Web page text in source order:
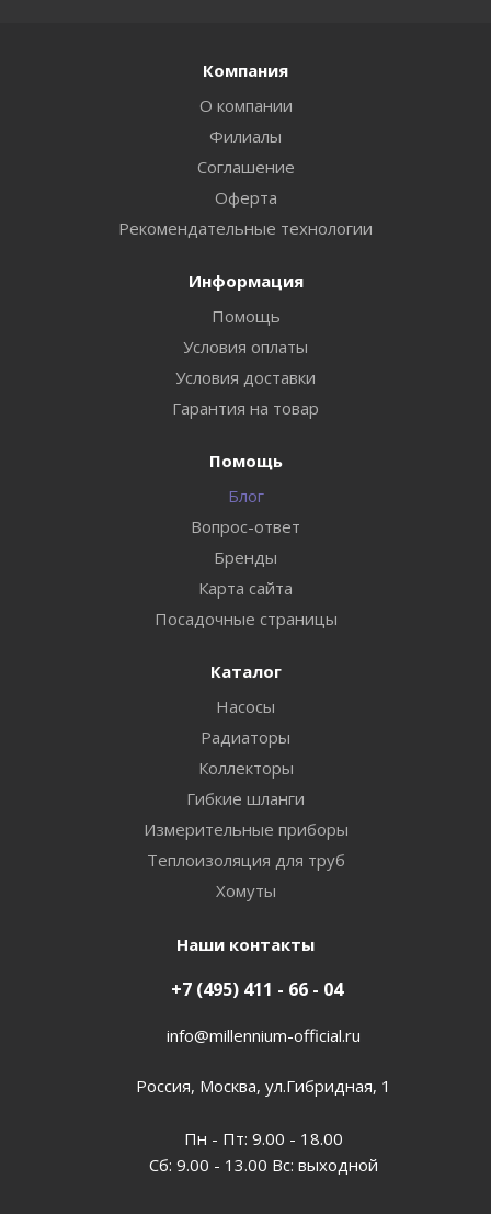
Компания
О компании
Филиалы
Соглашение
Оферта
Рекомендательные технологии
Информация
Помощь
Условия оплаты
Условия доставки
Гарантия на товар
Помощь
Блог
Вопрос-ответ
Бренды
Карта сайта
Посадочные страницы
Каталог
Насосы
Радиаторы
Коллекторы
Гибкие шланги
Измерительные приборы
Теплоизоляция для труб
Хомуты
Наши контакты
+7 (495) 411 - 66 - 04
info@millennium-official.ru
Россия, Москва, ул.Гибридная, 1
Пн - Пт: 9.00 - 18.00
Сб: 9.00 - 13.00 Вс: выходной